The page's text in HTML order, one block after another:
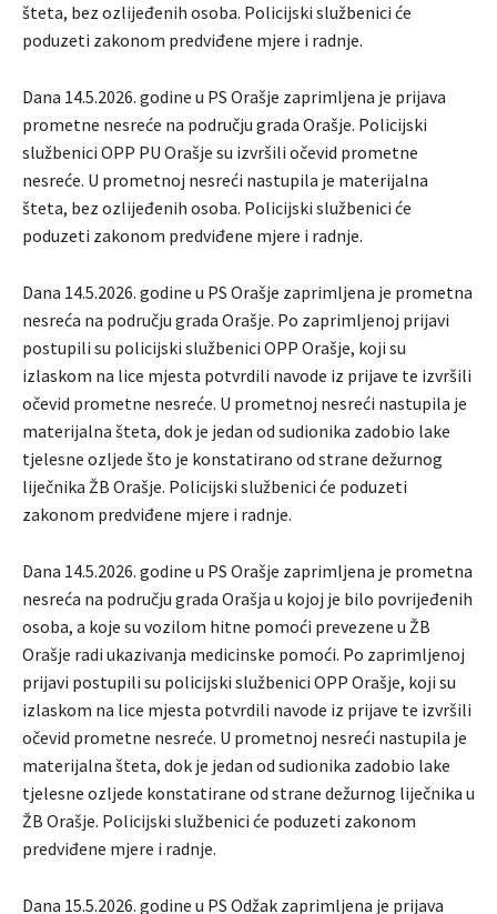
šteta, bez ozlijeđenih osoba. Policijski službenici će
poduzeti zakonom predviđene mjere i radnje.
Dana 14.5.2026. godine u PS Orašje zaprimljena je prijava
prometne nesreće na području grada Orašje. Policijski
službenici OPP PU Orašje su izvršili očevid prometne
nesreće. U prometnoj nesreći nastupila je materijalna
šteta, bez ozlijeđenih osoba. Policijski službenici će
poduzeti zakonom predviđene mjere i radnje.
Dana 14.5.2026. godine u PS Orašje zaprimljena je prometna
nesreća na području grada Orašje. Po zaprimljenoj prijavi
postupili su policijski službenici OPP Orašje, koji su
izlaskom na lice mjesta potvrdili navode iz prijave te izvršili
očevid prometne nesreće. U prometnoj nesreći nastupila je
materijalna šteta, dok je jedan od sudionika zadobio lake
tjelesne ozljede što je konstatirano od strane dežurnog
liječnika ŽB Orašje. Policijski službenici će poduzeti
zakonom predviđene mjere i radnje.
Dana 14.5.2026. godine u PS Orašje zaprimljena je prometna
nesreća na području grada Orašja u kojoj je bilo povrijeđenih
osoba, a koje su vozilom hitne pomoći prevezene u ŽB
Orašje radi ukazivanja medicinske pomoći. Po zaprimljenoj
prijavi postupili su policijski službenici OPP Orašje, koji su
izlaskom na lice mjesta potvrdili navode iz prijave te izvršili
očevid prometne nesreće. U prometnoj nesreći nastupila je
materijalna šteta, dok je jedan od sudionika zadobio lake
tjelesne ozljede konstatirane od strane dežurnog liječnika u
ŽB Orašje. Policijski službenici će poduzeti zakonom
predviđene mjere i radnje.
Dana 15.5.2026. godine u PS Odžak zaprimljena je prijava